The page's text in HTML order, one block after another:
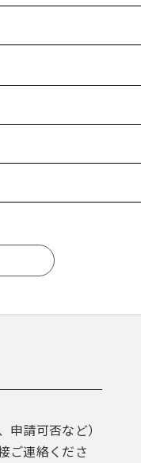
請可否など）
ご連絡くださ